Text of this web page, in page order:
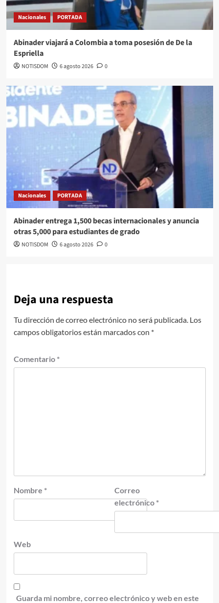
Nacionales PORTADA
Abinader viajará a Colombia a toma posesión de De la
Espriella
NOTISDOM 6 agosto 2026 0
Nacionales PORTADA
Abinader entrega 1,500 becas internacionales y anuncia
otras 5,000 para estudiantes de grado
NOTISDOM 6 agosto 2026 0
Deja una respuesta
Tu dirección de correo electrónico no será publicada. Los
campos obligatorios están marcados con *
Comentario *
Nombre *
Correo
electrónico *
Web
Guarda mi nombre, correo electrónico y web en este